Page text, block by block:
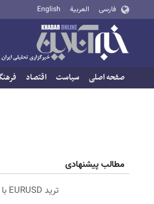
فارسی العربية English
صفحه اصلی سیاست اقتصاد
مطالب پیشنهادی
ترید EURUSD با اسپرد از صفر پیپ